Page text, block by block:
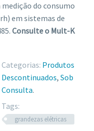
do consumo
em sistemas de
Consulte o Mult-K
Categorias: Produtos
Descontinuados, Sob
Consulta.
Tags:
grandezas elétricas